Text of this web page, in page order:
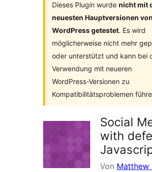
Dieses Plugin wurde nicht mit
neuesten Hauptversionen von
WordPress getestet. Es wird
möglicherweise nicht mehr
oder unterstützt und kann bei
Verwendung mit neueren
WordPress-Versionen zu
Kompatibilitätsproblemen
Social
with
Von Matthew